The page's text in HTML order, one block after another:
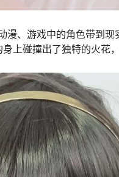
、游戏中的角色带到现
上碰撞出了独特的火花